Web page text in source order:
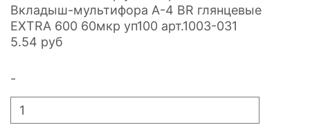
Вкладыш-мультифора A-4 BR глянцевые
EXTRA 600 60мкр уп100 арт.1003-031
5.54 руб
-